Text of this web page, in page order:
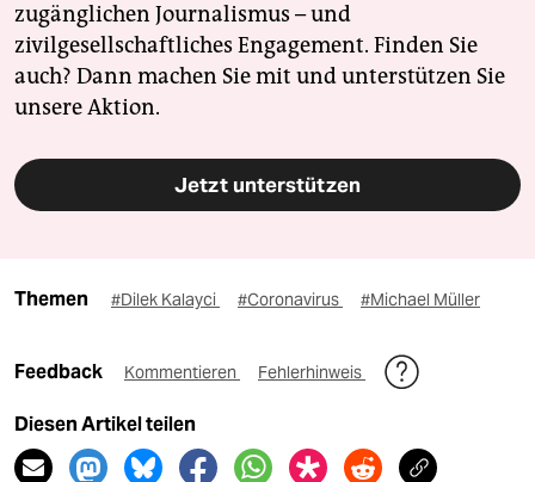
zugänglichen Journalismus – und
zivilgesellschaftliches Engagement. Finden Sie
auch? Dann machen Sie mit und unterstützen Sie
unsere Aktion.
Jetzt unterstützen
Themen #Dilek Kalayci #Coronavirus #Michael Müller
Feedback Kommentieren Fehlerhinweis
Diesen Artikel teilen